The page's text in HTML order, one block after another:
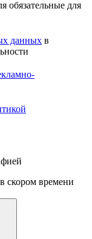
обязательные для
данных в
скором времени